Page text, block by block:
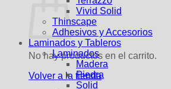
No hay productos en el carrito.
Volver a la tienda
Vivid Solid
Thinscape
Adhesivos y Accesorios
Laminados y Tableros
Laminados
Madera
Piedra
Solid